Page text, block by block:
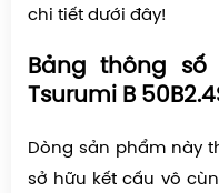
chi tiết dưới đây!
Bảng thông
Tsurumi B
Dòng sản phẩm này
sở hữu kết cấu vô